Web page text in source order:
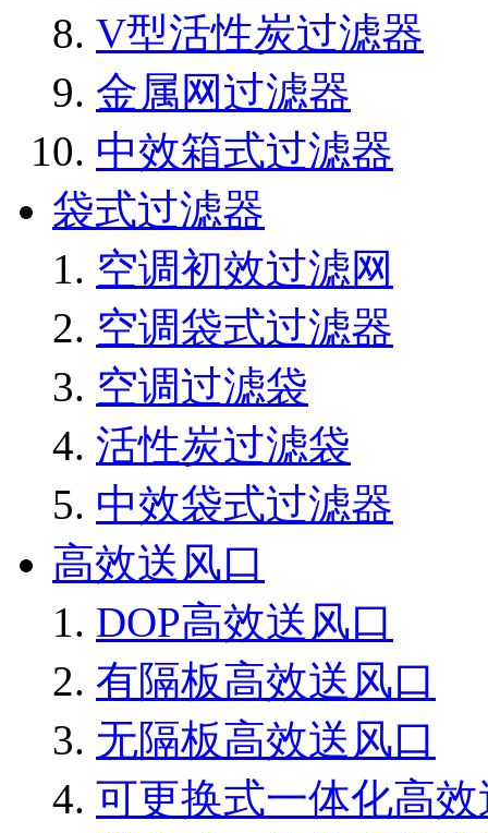
V型活性炭过滤器
金属网过滤器
中效箱式过滤器
袋式过滤器
空调初效过滤网
空调袋式过滤器
空调过滤袋
活性炭过滤袋
中效袋式过滤器
高效送风口
DOP高效送风口
有隔板高效送风口
无隔板高效送风口
可更换式一体化高